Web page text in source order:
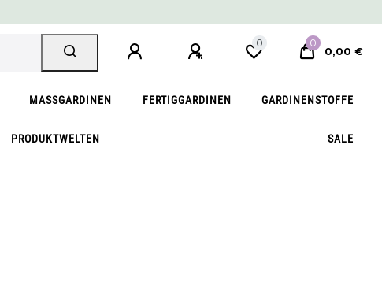
0 0
0,00 €
MASSGARDINEN FERTIGGARDINEN GARDINENSTOFFE
PRODUKTWELTEN SALE